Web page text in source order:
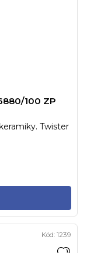
100 ZP
Twister
Kód: 1239